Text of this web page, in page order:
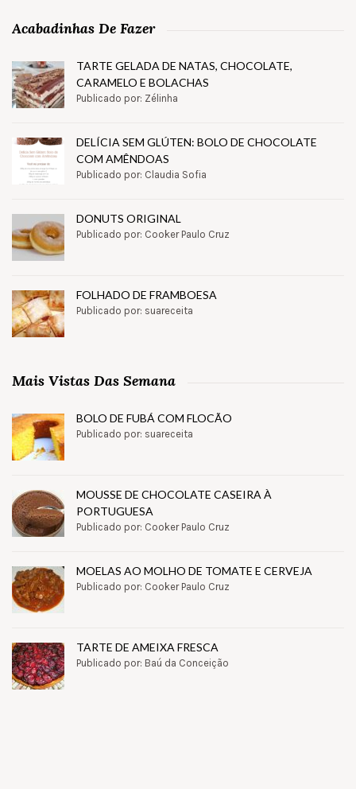
Acabadinhas De Fazer
TARTE GELADA DE NATAS, CHOCOLATE,
CARAMELO E BOLACHAS
Publicado por: Zélinha
DELÍCIA SEM GLÚTEN: BOLO DE CHOCOLATE
COM AMÊNDOAS
Publicado por: Claudia Sofia
DONUTS ORIGINAL
Publicado por: Cooker Paulo Cruz
FOLHADO DE FRAMBOESA
Publicado por: suareceita
Mais Vistas Das Semana
BOLO DE FUBÁ COM FLOCÃO
Publicado por: suareceita
MOUSSE DE CHOCOLATE CASEIRA À
PORTUGUESA
Publicado por: Cooker Paulo Cruz
MOELAS AO MOLHO DE TOMATE E CERVEJA
Publicado por: Cooker Paulo Cruz
TARTE DE AMEIXA FRESCA
Publicado por: Baú da Conceição